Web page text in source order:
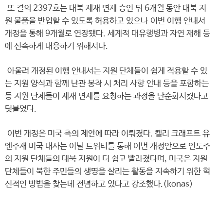
또 결의 2397호는 대북 제재 면제 승인 뒤 6개월 동안 대북 지
원 물품을 반입할 수 있도록 허용하고 있으나 이번 이행 안내서
개정을 통해 9개월로 연장됐다. 세계적 대유행병과 자연 재해 등
에 신속하게 대응하기 위해서다.
아울러 개정된 이행 안내서는 지원 단체들이 쉽게 적용할 수 있
는 지원 양식과 함께 난관 봉착 시 처리 사항 안내 등을 포함하는
등 지원 단체들이 제재 면제를 요청하는 과정을 단순화시켰다고
덧붙였다.
이번 개정은 미국 측의 제안에 따라 이뤄졌다. 켈리 크래프트 유
엔주재 미국 대사는 이날 트위터를 통해 이번 개정안으로 인도주
의 지원 단체들의 대북 지원이 더 쉽고 빨라졌다며, 미국은 지원
단체들이 북한 주민들의 생명을 살리는 활동을 지속하기 위한 혁
신적인 방법을 찾는데 전념하고 있다고 강조했다.(konas)